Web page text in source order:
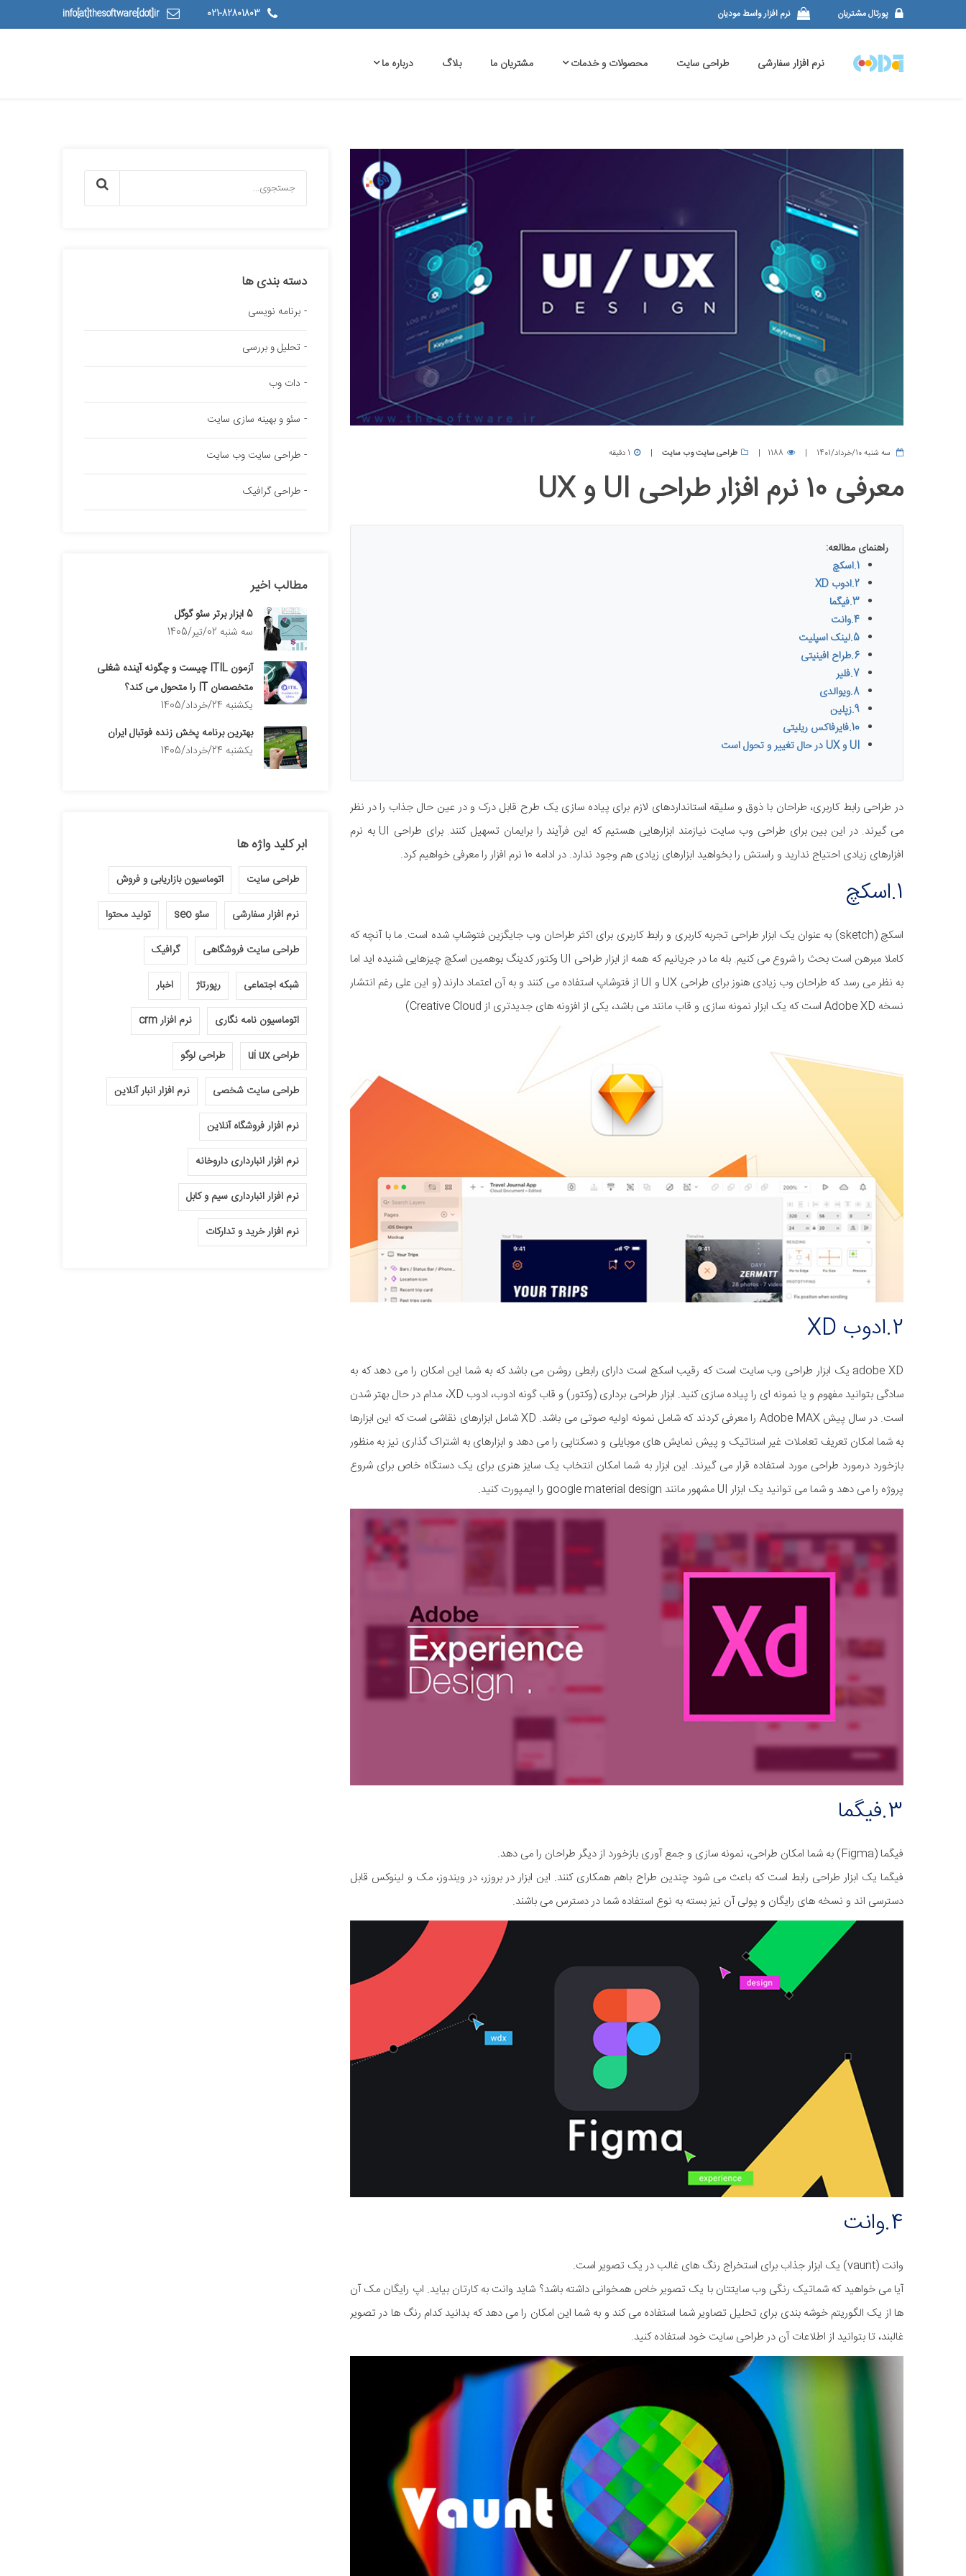
پورتال مشتریان نرم افزار واسط مودیان 021-82801803
info[at]thesoftware[dot]ir
نرم افزار سفارشی طراحی سایت محصولات و خدمات مشتریان ما بلاگ درباره ما
سه شنبه 10/خرداد/1401 1188 طراحی سایت وب سایت 1 دقیقه
معرفی 10 نرم افزار طراحی UI و UX
راهنمای مطالعه:
1.اسکچ
2.ادوب XD
3.فیگما
4.وانت
5.لینک اسپلیت
​6.طراح افینیتی
​7.فلیر
​8.ویوالدی
9.زپلین
1​0.فایرفاکس ریلیتی
UI و UX در حال تغییر و تحول است
در طراحی رابط کاربری، طراحان با ذوق و سلیقه استانداردهای لازم برای پیاده سازی یک طرح قابل درک و در عین حال جذاب را در نظر
می گیرند. در این بین برای طراحی وب سایت نیازمند ابزارهایی هستیم که این فرآیند را برایمان تسهیل کنند. برای طراحی UI به نرم
افزارهای زیادی احتیاج ندارید و راستش را بخواهید ابزارهای زیادی هم وجود ندارد. در ادامه 10 نرم افزار را معرفی خواهیم کرد.
1.اسکچ
اسکچ (sketch) به عنوان یک ابزار طراحی تجربه کاربری و رابط کاربری برای اکثر طراحان وب جایگزین فتوشاپ شده است. ما با آنچه که
کاملا مبرهن است بحث را شروع می کنیم. بله ما در جریانیم که همه از ابزار طراحی UI وکتور کدینگ بوهمین اسکچ چیزهایی شنیده اید اما
به نظر می رسد که طراحان وب زیادی هنوز برای طراحی UX و UI از فتوشاپ استفاده می کنند و به آن اعتماد دارند (و این علی رغم انتشار
نسخه Adobe XD است که یک ابزار نمونه سازی و قاب مانند می باشد، یکی از افزونه های جدیدتری از Creative Cloud)
2.ادوب XD
adobe XD یک ابزار طراحی وب سایت است که رقیب اسکچ است دارای رابطی روشن می باشد که به شما این امکان را می دهد که به
سادگی بتوانید مفهوم و یا نمونه ای را پیاده سازی کنید. ابزار طراحی برداری (وکتور) و قاب گونه ادوب، ادوب XD، مدام در حال بهتر شدن
است. در سال پیش Adobe MAX را معرفی کردند که شامل نمونه اولیه صوتی می باشد. XD شامل ابزارهای نقاشی است که این ابزارها
به شما امکان تعریف تعاملات غیر استاتیک و پیش نمایش های موبایلی و دسکتاپی را می دهد و ابزارهای به اشتراک گذاری نیز به منظور
بازخورد درمورد طراحی مورد استفاده قرار می گیرند. این ابزار به شما امکان انتخاب یک سایز هنری برای یک دستگاه خاص برای شروع
پروژه را می دهد و شما می توانید یک ابزار UI مشهور مانند google material design را ایمپورت کنید.
3.فیگما
فیگما (Figma) به شما امکان طراحی، نمونه سازی و جمع آوری بازخورد از دیگر طراحان را می دهد.
فیگما یک ابزار طراحی رابط است که باعث می شود چندین طراح باهم همکاری کنند. این ابزار در بروزر، در ویندوز، مک و لینوکس قابل
دسترسی اند و نسخه های رایگان و پولی آن نیز بسته به نوع استفاده شما در دسترس می باشند.
4.وانت
وانت (vaunt) یک ابزار جذاب برای استخراج رنگ های غالب در یک تصویر است.
آیا می خواهید که شماتیک رنگی وب سایتتان با یک تصویر خاص همخوانی داشته باشد؟ شاید وانت به کارتان بیاید. اپ رایگان مک آن
ها از یک الگوریتم خوشه بندی برای تحلیل تصاویر شما استفاده می کند و به شما این امکان را می دهد که بدانید کدام رنگ ها در تصویر
غالبند، تا بتوانید از اطلاعات آن در طراحی سایت خود استفاده کنید.
دسته بندی ها
برنامه نویسی
تحلیل و بررسی
دات وب
سئو و بهینه سازی سایت
طراحی سایت وب سایت
طراحی گرافیک
مطالب اخیر
5 ابزار برتر سئو گوگل
سه شنبه 02/تیر/1405
آزمون ITIL چیست و چگونه آینده شغلی
متخصصان IT را متحول می کند؟
يكشنبه 24/خرداد/1405
بهترین برنامه پخش زنده فوتبال ایران
يكشنبه 24/خرداد/1405
ابر کلید واژه ها
طراحی سایت اتوماسیون بازاریابی و فروش
نرم افزار سفارشی سئو seo تولید محتوا
طراحی سایت فروشگاهی گرافیک
شبکه اجتماعی رپورتاژ اخبار
اتوماسیون نامه نگاری نرم افزار crm
طراحی ui ux طراحی لوگو
طراحی سایت شخصی نرم افزار انبار آنلاین
نرم افزار فروشگاه آنلاین
نرم افزار انبارداری داروخانه
نرم افزار انبارداری سیم و کابل
نرم افزار خرید و تدارکات